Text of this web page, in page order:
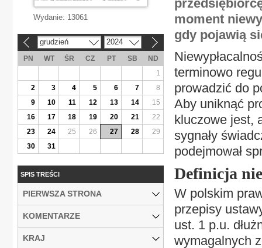
moment
gdy pojawią
terminowo
prowadzić do
Aby uniknąć
kluczowe jest,
sygnały
podejmował
Definicja
W polskim
przepisy
ust. 1 p.u.
wymagalnych
Wydanie: 13061
grudzień 2024
PN WT ŚR CZ PT SB
ND
1
2
3 4 5 6 7
8
9
10 11 12 13 14
15
16
17 18 19 20 21
22
23
24 25 26 27 28
29
30
31
SPIS TREŚCI
PIERWSZA STRONA
KOMENTARZE
KRAJ